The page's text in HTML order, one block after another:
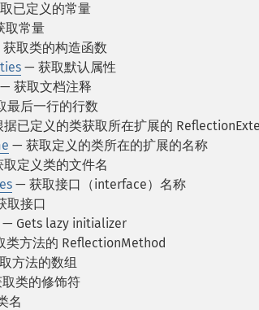
已定义的常量
取常量
取类的构造函数
— 获取默认属性
— 获取文档注释
最后一行的行数
已定义的类获取所在扩展的
— 获取定义的类所在的扩展的名称
定义类的文件名
— 获取接口（interface）名称
取接口
— Gets lazy initializer
类方法的 ReflectionMethod
方法的数组
类的修饰符
名